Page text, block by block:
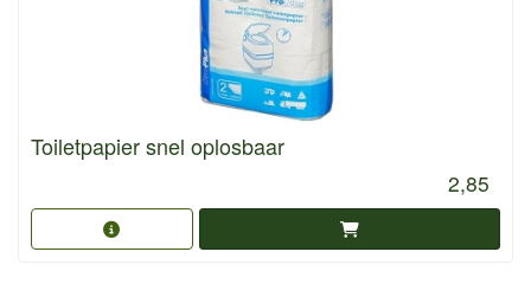
Toiletpapier snel oplosbaar
2,85